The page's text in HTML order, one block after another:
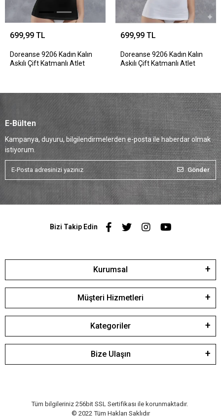
699,99 TL
Doreanse 9206 Kadın Kalın
Askılı Çift Katmanlı Atlet
699,99 TL
Doreanse 9206 Kadın Kalın
Askılı Çift Katmanlı Atlet
E-Bülten
Kampanya, duyuru, bilgilendirmelerden e-posta ile haberdar olmak
istiyorum.
Gönder
Bizi Takip Edin
Kurumsal
Müşteri Hizmetleri
Kategoriler
Bize Ulaşın
Tüm bilgileriniz 256bit SSL Sertifikası ile korunmaktadır.
© 2022 Tüm Hakları Saklıdır